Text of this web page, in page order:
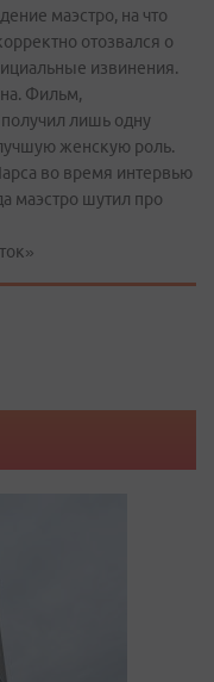
маэстро, на что
отозвался о
извинения.
Фильм,
лишь одну
женскую роль.
во время интервью
маэстро шутил про